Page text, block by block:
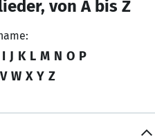
von A bis Z
I J K L M N O P
V W X Y Z